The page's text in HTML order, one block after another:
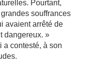
Pourtant,
souffrances
avaient arrêté de
dangereux. »
a contesté, à son